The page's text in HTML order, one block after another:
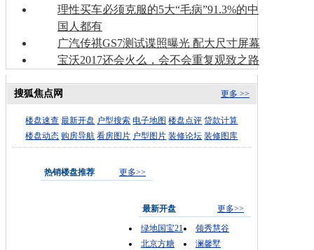
理性买车必须克服的5大“毛病”91.3%的中
国人都有
广汽传祺GS7测试谍照曝光 配大尺寸屏幕
宝沃2017还会火么，会不会重复观致之路
更多 >>
搜狐焦点网
楼盘速查 最新开盘 户型搜索 电子地图 楼盘点评 贷款计算
楼盘动态 购房导航 看房图片 户型图片 装修论坛 装修图库
热销楼盘推荐 更多>>
最新开盘
更多>>
绿地国宝21
领秀慧谷
北京方糖
澜馨墅